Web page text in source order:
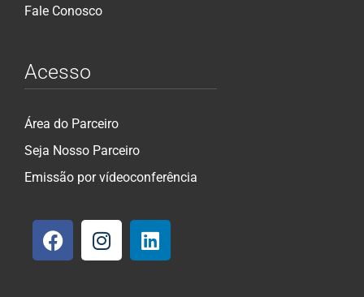
Fale Conosco
Acesso
Área do Parceiro
Seja Nosso Parceiro
Emissão por vídeoconferência